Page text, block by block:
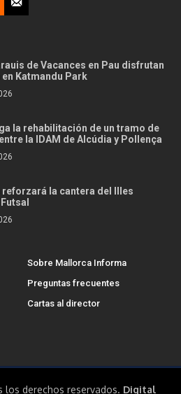
de Vacances en Pau disfrutan
Katmandu Park
la rehabilitación de un tramo de
la IDAM de Alcúdia y Pollença
la cantera del Illes
Sobre Mallorca Informa
Preguntas frecuentes
Cartas al director
derechos reservados. Digital